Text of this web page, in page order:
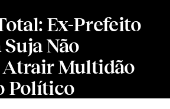
Ex-Prefeito
Não
Atrair Multidão
Político